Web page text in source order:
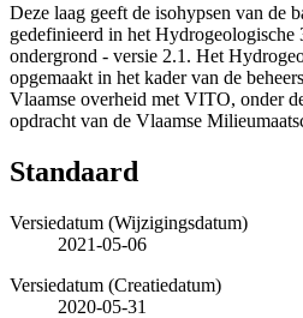
Deze laag geeft de isohypsen van de
gedefinieerd in het Hydrogeologische
ondergrond - versie 2.1. Het
opgemaakt in het kader van de
Vlaamse overheid met VITO, onder
opdracht van de Vlaamse
Standaard
Versiedatum (Wijzigingsdatum)
2021-05-06
Versiedatum (Creatiedatum)
2020-05-31